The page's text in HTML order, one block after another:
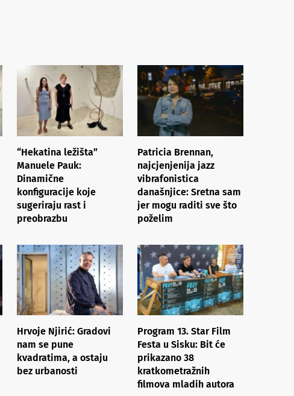
“Hekatina ležišta”
Manuele Pauk:
Dinamične
konfiguracije koje
sugeriraju rast i
preobrazbu
Patricia Brennan,
najcjenjenija jazz
vibrafonistica
današnjice: Sretna sam
jer mogu raditi sve što
poželim
Hrvoje Njirić: Gradovi
nam se pune
kvadratima, a ostaju
bez urbanosti
Program 13. Star Film
Festa u Sisku: Bit će
prikazano 38
kratkometražnih
filmova mladih autora